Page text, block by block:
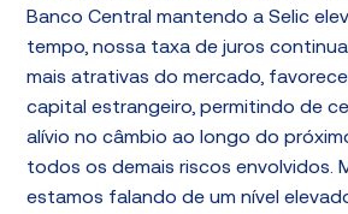
Banco Central mantendo a Selic
tempo, nossa taxa de juros
mais atrativas do mercado,
capital estrangeiro, permitindo de
alívio no câmbio ao longo do
todos os demais riscos envolvidos.
estamos falando de um nível